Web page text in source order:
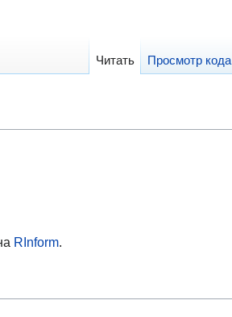
RInform.
Читать Просмотр кода